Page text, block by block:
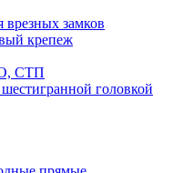
врезных замков
крепеж
СТП
головкой